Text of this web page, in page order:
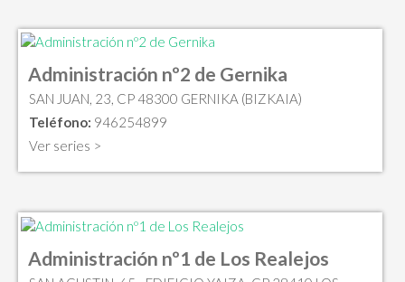
Administración nº2 de Gernika
SAN JUAN, 23, CP 48300 GERNIKA (BIZKAIA)
Teléfono: 946254899
Ver series >
Administración nº1 de Los Realejos